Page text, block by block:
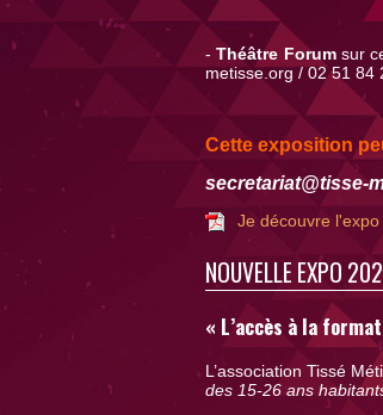
-Théâtre Forumsur
metisse.org/ 02 51 84
Cette exposition
secretariat@tisse-
Je découvre
NOUVELLE EXPO
« L’accès à la
L’association Tissé
des 15-26 ans